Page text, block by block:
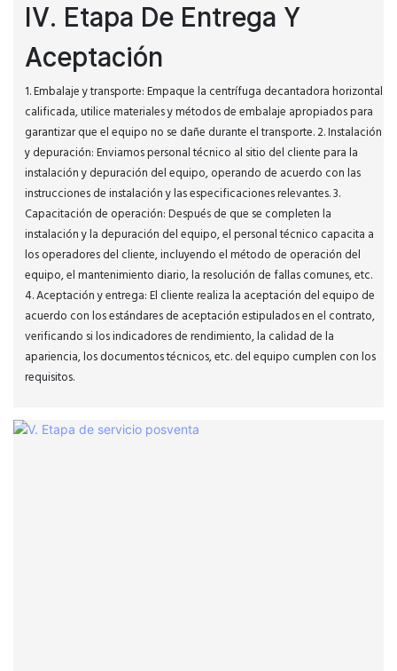
IV. Etapa De Entrega Y
Aceptación
1. Embalaje y transporte: Empaque la centrífuga decantadora horizontal
calificada, utilice materiales y métodos de embalaje apropiados para
garantizar que el equipo no se dañe durante el transporte. 2. Instalación
y depuración: Enviamos personal técnico al sitio del cliente para la
instalación y depuración del equipo, operando de acuerdo con las
instrucciones de instalación y las especificaciones relevantes. 3.
Capacitación de operación: Después de que se completen la
instalación y la depuración del equipo, el personal técnico capacita a
los operadores del cliente, incluyendo el método de operación del
equipo, el mantenimiento diario, la resolución de fallas comunes, etc.
4. Aceptación y entrega: El cliente realiza la aceptación del equipo de
acuerdo con los estándares de aceptación estipulados en el contrato,
verificando si los indicadores de rendimiento, la calidad de la
apariencia, los documentos técnicos, etc. del equipo cumplen con los
requisitos.